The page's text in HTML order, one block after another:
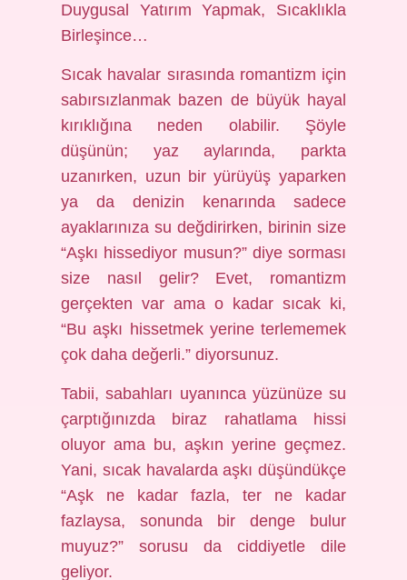
Duygusal Yatırım Yapmak, Sıcaklıkla
Birleşince…
Sıcak havalar sırasında romantizm için
sabırsızlanmak bazen de büyük hayal
kırıklığına neden olabilir. Şöyle
düşünün; yaz aylarında, parkta
uzanırken, uzun bir yürüyüş yaparken
ya da denizin kenarında sadece
ayaklarınıza su değdirirken, birinin size
“Aşkı hissediyor musun?” diye sorması
size nasıl gelir? Evet, romantizm
gerçekten var ama o kadar sıcak ki,
“Bu aşkı hissetmek yerine terlememek
çok daha değerli.” diyorsunuz.
Tabii, sabahları uyanınca yüzünüze su
çarptığınızda biraz rahatlama hissi
oluyor ama bu, aşkın yerine geçmez.
Yani, sıcak havalarda aşkı düşündükçe
“Aşk ne kadar fazla, ter ne kadar
fazlaysa, sonunda bir denge bulur
muyuz?” sorusu da ciddiyetle dile
geliyor.